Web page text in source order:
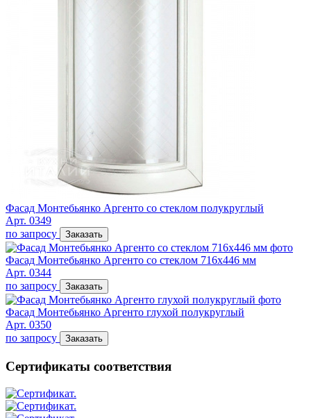
Фасад Монтебьянко Аргенто со стеклом полукруглый
Арт. 0349
по запросу
Заказать
Фасад Монтебьянко Аргенто со стеклом 716х446 мм
Арт. 0344
по запросу
Заказать
Фасад Монтебьянко Аргенто глухой полукруглый
Арт. 0350
по запросу
Заказать
Сертификаты соответствия